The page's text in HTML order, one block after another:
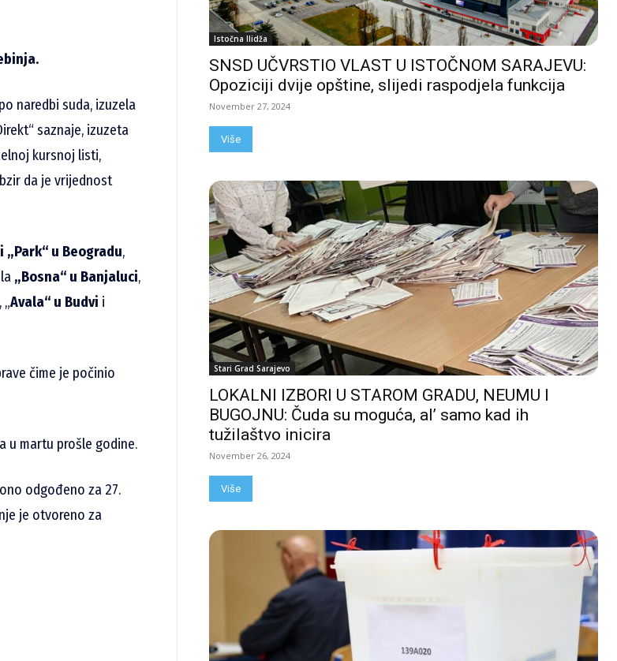
naredbi suda, izuzela
saznaje, izuzeta
kursnoj listi,
da je vrijednost
„Park“ u Beogradu,
„Bosna“ u Banjaluci,
, „Avala“ u Budvi i
čime je počinio
u martu prošle godine.
odgođeno za 27.
je otvoreno za
Istočna Ilidža
SNSD UČVRSTIO VLAST U ISTOČNOM SARAJEVU:
Opoziciji dvije opštine, slijedi raspodjela funkcija
November 27, 2024
Više
Stari Grad Sarajevo
LOKALNI IZBORI U STAROM GRADU, NEUMU I
BUGOJNU: Čuda su moguća, al’ samo kad ih
tužilaštvo inicira
November 26, 2024
Više